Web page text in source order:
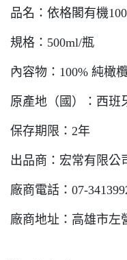
品名：依格閣有機
規格：500ml/瓶
內容物：100% 純橄
原產地（國）：西班
保存期限：2年
出品商：宏常有限公
廠商電話：07-
廠商地址：高雄市左